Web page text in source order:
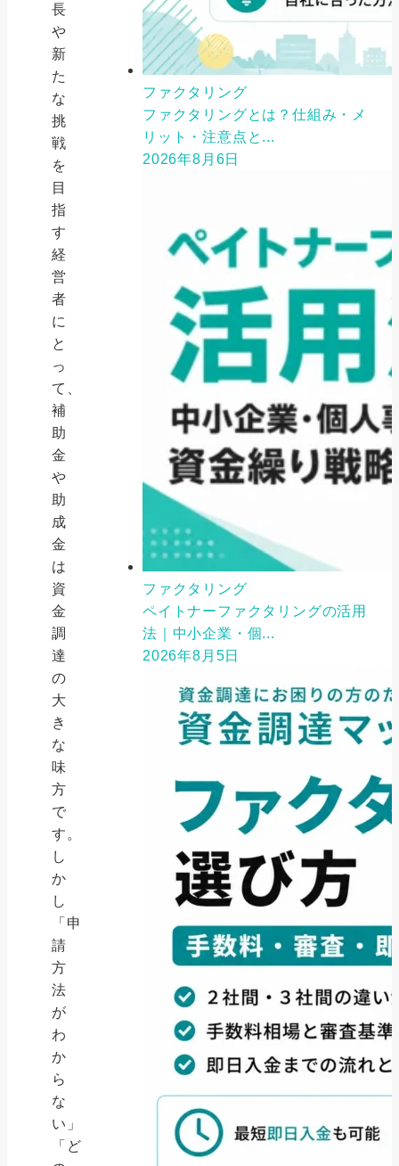
長
や
新
た
な
挑
戦
を
目
指
す
経
営
者
に
と
っ
て、
補
助
金
や
助
成
金
は
資
金
調
達
の
大
き
な
味
方
で
す。
し
か
し
「申
請
方
法
が
わ
か
ら
な
い」
「ど
ファクタリング
ファクタリングとは？仕組み・メ
リット・注意点と...
2026年8月6日
ファクタリング
ペイトナーファクタリングの活用
法｜中小企業・個...
2026年8月5日